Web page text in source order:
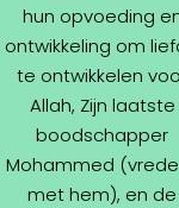
hun opvoeding
ontwikkeling om
te ontwikkelen
Allah, Zijn laatste
boodschapper
Mohammed (vrede
met hem), en de